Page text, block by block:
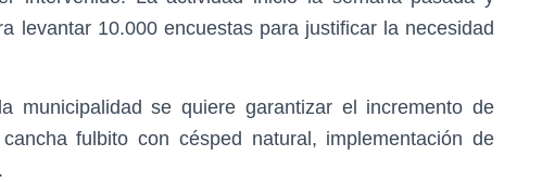
levantar 10.000 encuestas para justificar la necesidad
municipalidad se quiere garantizar el incremento de
fulbito con césped natural, implementación de